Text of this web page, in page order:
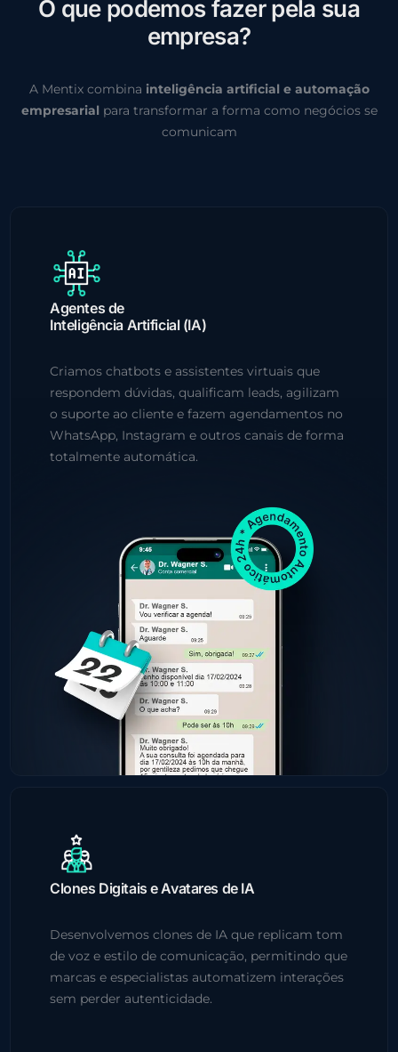
O que podemos fazer pela sua
empresa?
A Mentix combina inteligência artificial e automação
empresarial para transformar a forma como negócios se
comunicam
Agentes de
Inteligência Artificial (IA)
Criamos chatbots e assistentes virtuais que
respondem dúvidas, qualificam leads, agilizam
o suporte ao cliente e fazem agendamentos no
WhatsApp, Instagram e outros canais de forma
totalmente automática.
Clones Digitais e Avatares de IA
Desenvolvemos clones de IA que replicam tom
de voz e estilo de comunicação, permitindo que
marcas e especialistas automatizem interações
sem perder autenticidade.